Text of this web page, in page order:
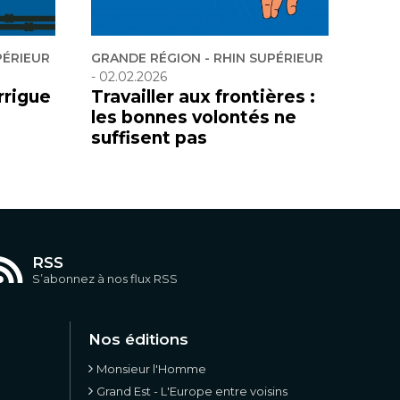
GRANDE RÉGION - RHIN SUPÉRIEUR
- 02.02.2026
Travailler aux frontières :
les bonnes volontés ne
suffisent pas
RSS
S’abonnez à nos flux RSS
Nos éditions
Monsieur l'Homme
Grand Est - L'Europe entre voisins